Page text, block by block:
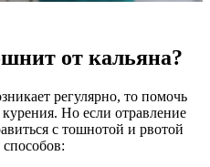
от кальяна?
регулярно, то помочь
Но если отравление
с тошнотой и рвотой